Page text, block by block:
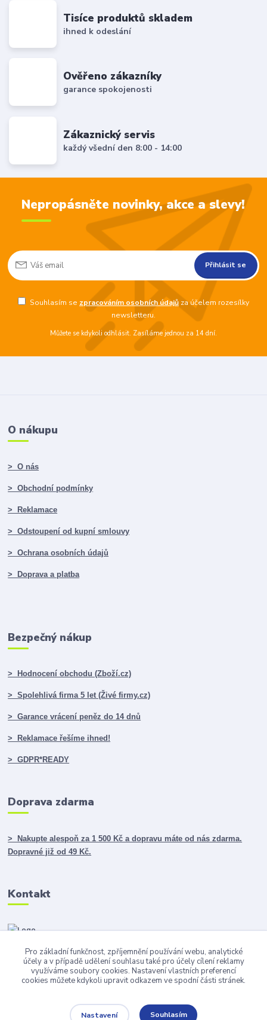
Tisíce produktů skladem
ihned k odeslání
Ověřeno zákazníky
garance spokojenosti
Zákaznický servis
každý všední den 8:00 - 14:00
Nepropásněte novinky, akce a slevy!
Přihlásit se
Souhlasím se zpracováním osobních údajůza účelem rozesílky
newsletteru.
Můžete se kdykoli odhlásit. Zasíláme jednou za 14 dní.
O nákupu
> O nás
> Obchodní podmínky
> Reklamace
> Odstoupení od kupní smlouvy
> Ochrana osobních údajů
> Doprava a platba
Bezpečný nákup
> Hodnocení obchodu (Zboží.cz)
> Spolehlivá firma 5 let (Živé firmy.cz)
> Garance vrácení peněz do 14 dnů
> Reklamace řešíme ihned!
> GDPR*READY
Doprava zdarma
> Nakupte alespoň za 1 500 Kč a dopravu máte od nás zdarma.
Dopravné již od 49 Kč.
Kontakt
info@darky365.cz
Pro základní funkčnost, zpříjemnění používání webu, analytické
účely a v případě udělení souhlasu také pro účely cílení reklamy
využíváme soubory cookies. Nastavení vlastních preferencí
cookies můžete kdykoli upravit odkazem ve spodní části stránek.
Nastavení Souhlasím